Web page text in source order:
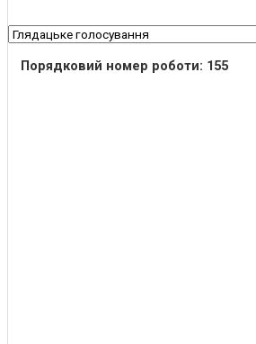
Порядковий номер роботи: 155